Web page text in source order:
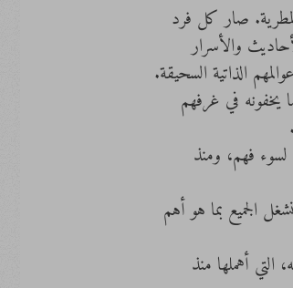
صار كل فرد
والأسرار
الذاتية السحيقة.
في غرفهم
فهم، ومنذ
الجميع بما هو أهم
أهملها منذ